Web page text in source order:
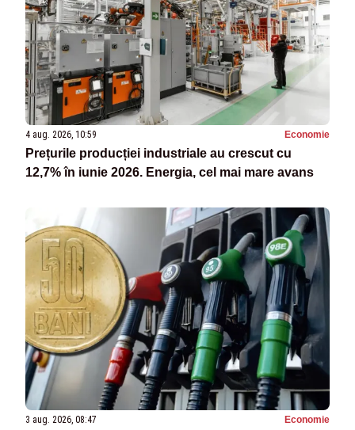
4 aug. 2026, 10:59 Economie
Prețurile producției industriale au crescut cu
12,7% în iunie 2026. Energia, cel mai mare avans
3 aug. 2026, 08:47 Economie